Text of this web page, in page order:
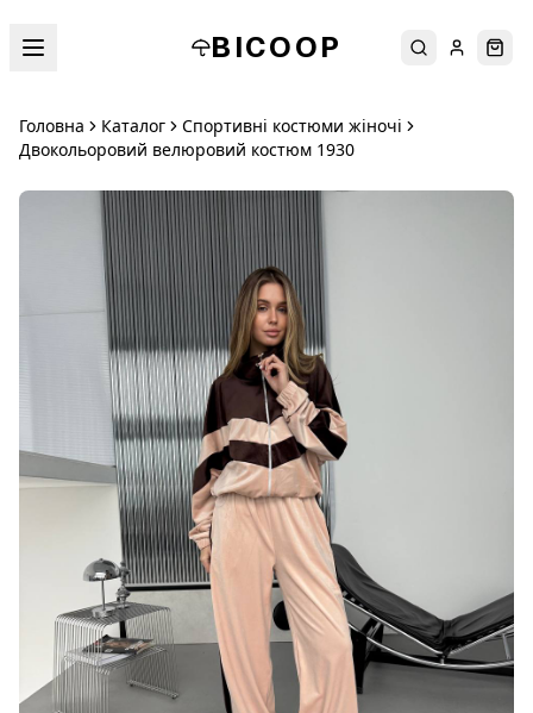
BICOOP ПошукУвійти
Головна Каталог
Спортивні костюми жіночі
Двокольоровий велюровий костюм 1930